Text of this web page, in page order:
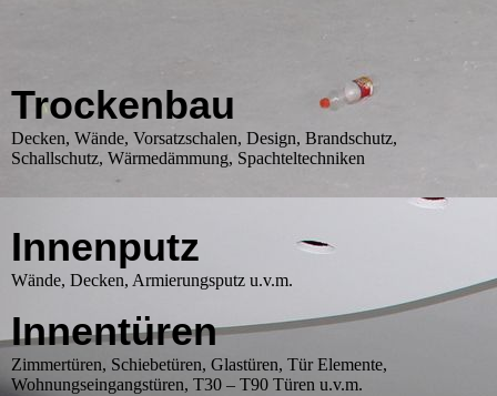
Trockenbau
Decken, Wände, Vorsatzschalen, Design, Brandschutz,
Schallschutz, Wärmedämmung, Spachteltechniken
Innenputz
Wände, Decken, Armierungsputz u.v.m.
Innentüren
Zimmertüren, Schiebetüren, Glastüren, Tür Elemente,
Wohnungseingangstüren, T30 – T90 Türen u.v.m.